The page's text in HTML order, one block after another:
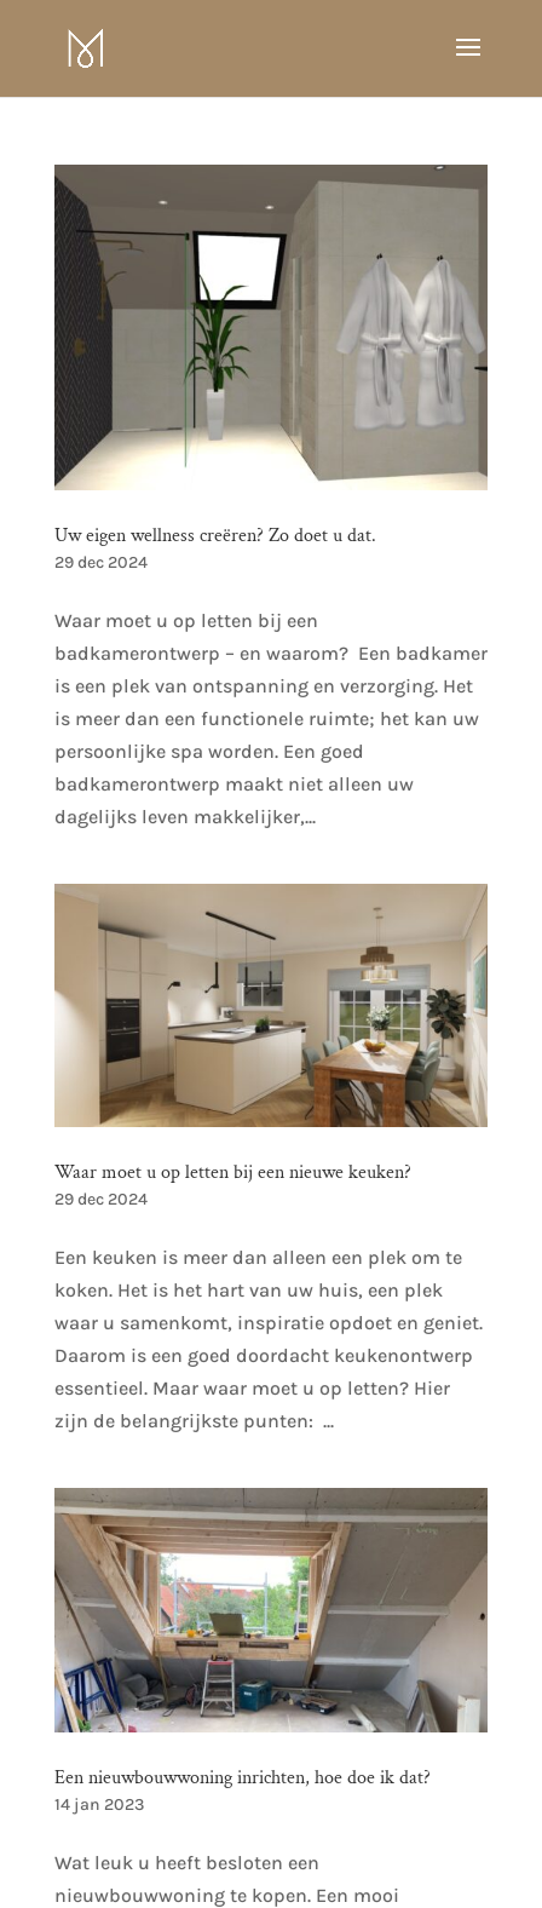
Uw eigen wellness creëren? Zo doet u dat.
29 dec 2024
Waar moet u op letten bij een
badkamerontwerp – en waarom? Een badkamer
is een plek van ontspanning en verzorging. Het
is meer dan een functionele ruimte; het kan uw
persoonlijke spa worden. Een goed
badkamerontwerp maakt niet alleen uw
dagelijks leven makkelijker,...
Waar moet u op letten bij een nieuwe keuken?
29 dec 2024
Een keuken is meer dan alleen een plek om te
koken. Het is het hart van uw huis, een plek
waar u samenkomt, inspiratie opdoet en geniet.
Daarom is een goed doordacht keukenontwerp
essentieel. Maar waar moet u op letten? Hier
zijn de belangrijkste punten: ...
Een nieuwbouwwoning inrichten, hoe doe ik dat?
14 jan 2023
Wat leuk u heeft besloten een
nieuwbouwwoning te kopen. Een mooi